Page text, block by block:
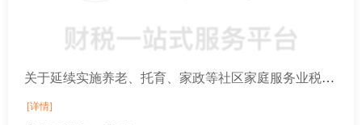
关于延续实施养老、托育、家政等社区家庭服务业税费优惠政策的公告
[详情]